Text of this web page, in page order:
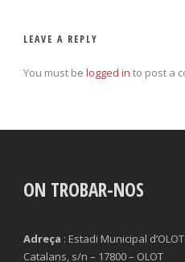
LEAVE A REPLY
You must be logged in to post a
ON TROBAR-NOS
Adreça : Estadi Municipal
Catalans, s/n – 17800 – OLOT